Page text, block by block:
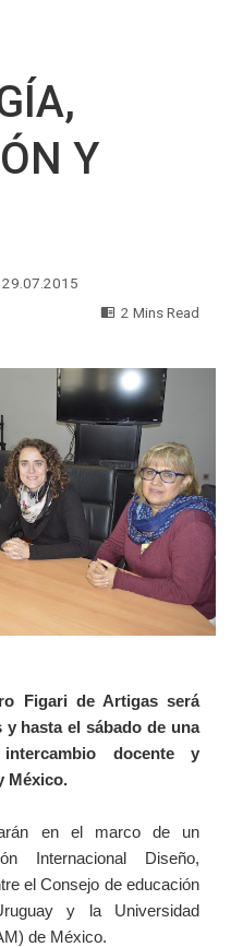
Y
29.07.2015
2 Mins Read
Figari de Artigas será
y hasta el sábado de una
docente y
México.
en el marco de un
Internacional Diseño,
el Consejo de educación
y la Universidad
de México.